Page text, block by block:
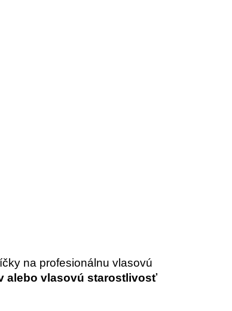
na profesionálnu vlasovú
alebo vlasovú starostlivosť